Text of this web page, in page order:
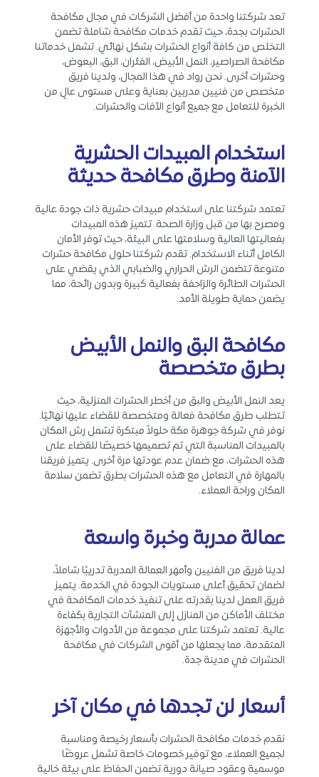
تعد شركتنا واحدة من أفضل الشركات في مجال مكافحة
الحشرات بجدة، حيث تقدم خدمات مكافحة شاملة تضمن
التخلص من كافة أنواع الحشرات بشكل نهائي. تشمل خدماتنا
مكافحة الصراصير، النمل الأبيض، الفئران، البق، البعوض،
وحشرات أخرى. نحن رواد في هذا المجال، ولدينا فريق
متخصص من فنيين مدربين بعناية وعلى مستوى عالٍ من
الخبرة للتعامل مع جميع أنواع الآفات والحشرات.
استخدام المبيدات الحشرية
الآمنة وطرق مكافحة حديثة
تعتمد شركتنا على استخدام مبيدات حشرية ذات جودة عالية
ومصرح بها من قبل وزارة الصحة. تتميز هذه المبيدات
بفعاليتها العالية وسلامتها على البيئة، حيث توفر الأمان
الكامل أثناء الاستخدام. تقدم شركتنا حلول مكافحة حشرات
متنوعة تتضمن الرش الحراري والضبابي الذي يقضي على
الحشرات الطائرة والزاحفة بفعالية كبيرة وبدون رائحة، مما
يضمن حماية طويلة الأمد.
مكافحة البق والنمل الأبيض
بطرق متخصصة
يعد النمل الأبيض والبق من أخطر الحشرات المنزلية، حيث
تتطلب طرق مكافحة فعالة ومتخصصة للقضاء عليها نهائيًا.
نوفر في شركة جوهرة مكة حلولاً مبتكرة تشمل رش المكان
بالمبيدات المناسبة التي تم تصميمها خصيصًا للقضاء على
هذه الحشرات، مع ضمان عدم عودتها مرة أخرى. يتميز فريقنا
بالمهارة في التعامل مع هذه الحشرات بطرق تضمن سلامة
المكان وراحة العملاء.
عمالة مدربة وخبرة واسعة
لدينا فريق من الفنيين وأمهر العمالة المدربة تدريبًا شاملاً،
لضمان تحقيق أعلى مستويات الجودة في الخدمة. يتميز
فريق العمل لدينا بقدرته على تنفيذ خدمات المكافحة في
مختلف الأماكن من المنازل إلى المنشآت التجارية بكفاءة
عالية. تعتمد شركتنا على مجموعة من الأدوات والأجهزة
المتقدمة، مما يجعلها من أقوى الشركات في مكافحة
الحشرات في مدينة جدة.
أسعار لن تجدها في مكان آخر
نقدم خدمات مكافحة الحشرات بأسعار رخيصة ومناسبة
لجميع العملاء، مع توفير خصومات خاصة تشمل عروضًا
موسمية وعقود صيانة دورية تضمن الحفاظ على بيئة خالية